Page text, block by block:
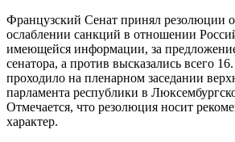
Французский Сенат принял резолюции
ослаблении санкций в отношении
имеющейся информации, за
сенатора, а против высказались всего
проходило на пленарном заседании
парламента республики в
Отмечается, что резолюция носит
характер.